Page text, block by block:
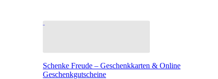
Schenke Freude – Geschenkkarten & Online
Geschenkgutscheine